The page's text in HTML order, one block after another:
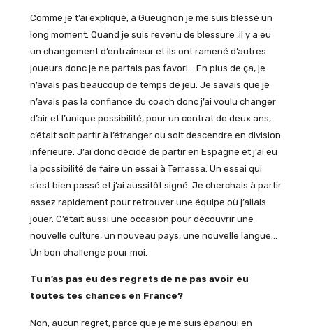
Comme je t’ai expliqué, à Gueugnon je me suis blessé un
long moment. Quand je suis revenu de blessure ,il y a eu
un changement d’entraîneur et ils ont ramené d’autres
joueurs donc je ne partais pas favori… En plus de ça, je
n’avais pas beaucoup de temps de jeu. Je savais que je
n’avais pas la confiance du coach donc j’ai voulu changer
d’air et l’unique possibilité, pour un contrat de deux ans,
c’était soit partir à l’étranger ou soit descendre en division
inférieure. J’ai donc décidé de partir en Espagne et j’ai eu
la possibilité de faire un essai à Terrassa. Un essai qui
s’est bien passé et j’ai aussitôt signé. Je cherchais à partir
assez rapidement pour retrouver une équipe où j’allais
jouer. C’était aussi une occasion pour découvrir une
nouvelle culture, un nouveau pays, une nouvelle langue…
Un bon challenge pour moi.
Tu n’as pas eu des regrets de ne pas avoir eu
toutes tes chances en France?
Non, aucun regret, parce que je me suis épanoui en